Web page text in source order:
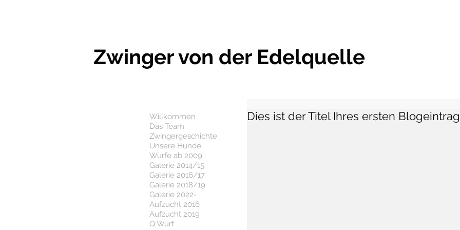
Zwinger von der Edelquelle
Dies ist der Titel Ihres ersten
Willkommen
Das Team
Zwingergeschichte
Unsere Hunde
Würfe ab 2009
Galerie 2014/15
Galerie 2016/17
Galerie 2018/19
Galerie 2022-
Aufzucht 2016
Aufzucht 2019
Q Wurf